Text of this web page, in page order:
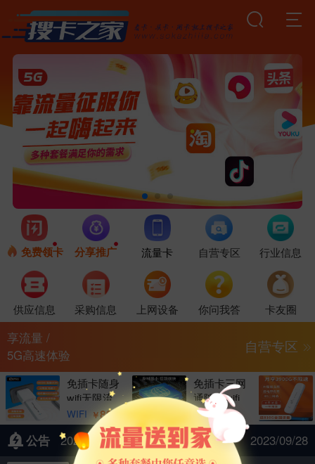
免费领卡 分享推广 流量卡 自营专区 行业信息
供应信息 采购信息 上网设备 你问我答 卡友圈
享流量 /
5G高速体验
自营专区
免插卡随身
wifi无限流
量达人移动
WIFI ￥89
免插卡三网
通随身wifi
无限流量移
WIFI ￥79
公告 2023年中秋节、国庆节 2023/09/28